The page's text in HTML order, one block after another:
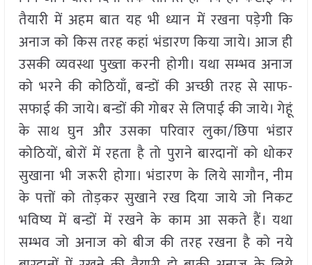
तैयारी में अहम बात यह भी ध्यान में रखना पड़ेगी कि
अनाज को किस तरह कहां भंडारण किया जाये। आज ही
उसकी व्यवस्था पुख्ता करनी होगी। यथा सम्भव अनाज
को भरने की कोठियाँ, बन्डों की अच्छी तरह से साफ-
सफाई की जाये। बन्डों की गोबर से लिपाई की जाये। गेहूं
के साथ घुन और उसका परिवार लुका/छिपा भंडार
कोठियों, बोरों में रहता है तो पुराने बारदानों को धोकर
सुखाना भी जरूरी होगा। भंडारण के लिये सागौन, नीम
के पत्तों को तोड़कर सुखाने रख दिया जाये जो निकट
भविष्य में बन्डों में रखने के काम आ सकते हैं। यथा
सम्भव जो अनाज को बीज की तरह रखना है को नये